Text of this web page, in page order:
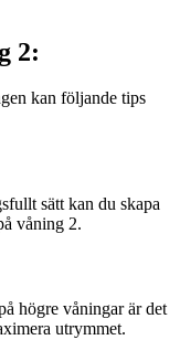
2:
kan följande tips
sätt kan du skapa
våning 2.
högre våningar är det
utrymmet.